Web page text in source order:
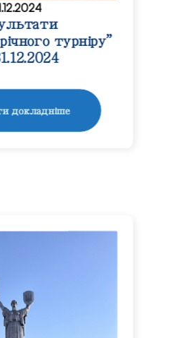
турніру”
докладніше